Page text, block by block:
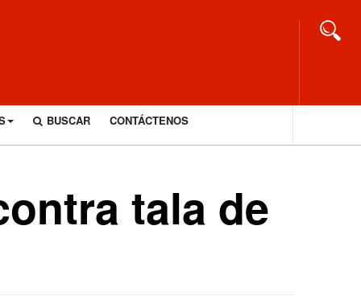
BUSCAR CONTÁCTENOS
tala de